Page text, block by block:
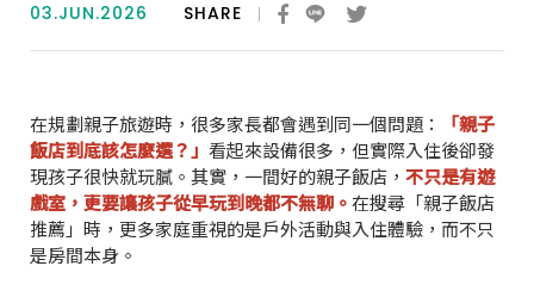
03.JUN.2026 SHARE
在規劃親子旅遊時，很多家長都會遇到同一個問題：
「親子
飯店到底該怎麼選？」 看起來設備很多，但實際入住後卻發
現孩子很快就玩膩。其實，一間好的親子飯店， 不只是有遊
戲室，更要讓孩子從早玩到晚都不無聊。在搜尋「親子飯店
推薦」時，更多家庭重視的是戶外活動與入住體驗，而不只
是房間本身。